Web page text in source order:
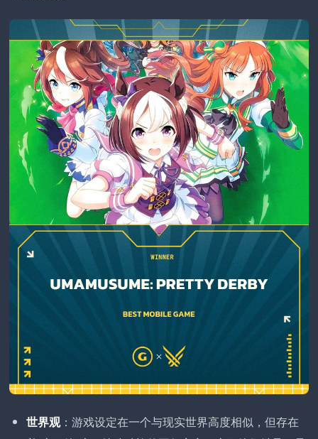
世界观：游戏设定在一个与现实世界高度相似，但存在